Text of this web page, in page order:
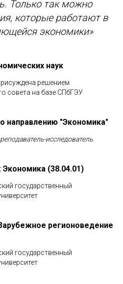
Только так можно
которые работают в
экономики»
наук
решением
совета на базе СПбГЭУ
направлению "Экономика"
исследователь
Экономика (38.04.01)
государственный
регионоведение
государственный